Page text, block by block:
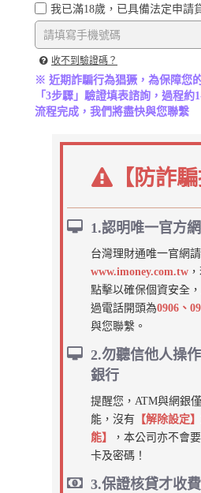
我已滿18歲，已具備法定申請
收不到驗證碼？
※ 近期詐騙行為猖獗，為保障您
「3步驟」驗證填表諮詢，過程
流程完成，我們將盡快與您聯繫
【防詐
1.認明唯一官方
台灣理財通唯一官網
www.imoney.com.tw
點擊以確保個資安全
過電話開頭為0906、
與您聯繫。
2.勿聽信他人操
銀行
提醒您，ATM與網銀
能，沒有 【解除設定】
能】
，本公司亦不會
卡及密碼！
3.保證核貸才收費